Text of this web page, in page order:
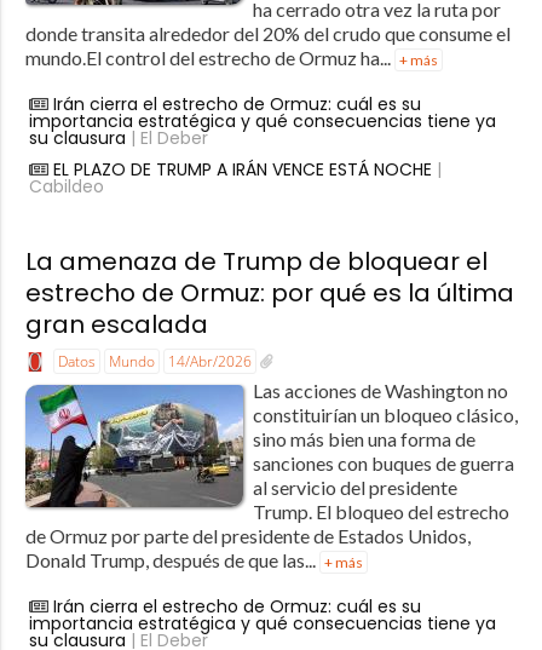
ha cerrado otra vez la ruta por
donde transita alrededor del 20% del crudo que consume el
mundo.El control del estrecho de Ormuz ha... + más
Irán cierra el estrecho de Ormuz: cuál es su
importancia estratégica y qué consecuencias tiene ya
su clausura | El Deber
EL PLAZO DE TRUMP A IRÁN VENCE ESTÁ NOCHE |
Cabildeo
La amenaza de Trump de bloquear el
estrecho de Ormuz: por qué es la última
gran escalada
Datos Mundo 14/Abr/2026
Las acciones de Washington no
constituirían un bloqueo clásico,
sino más bien una forma de
sanciones con buques de guerra
al servicio del presidente
Trump. El bloqueo del estrecho
de Ormuz por parte del presidente de Estados Unidos,
Donald Trump, después de que las...
+ más
Irán cierra el estrecho de Ormuz: cuál es su
importancia estratégica y qué consecuencias tiene ya
su clausura | El Deber